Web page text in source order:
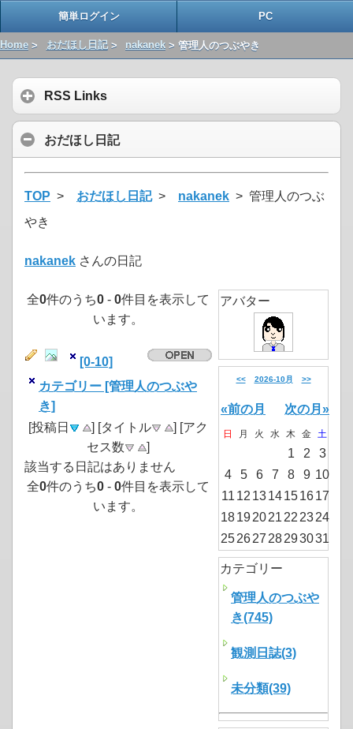
簡単ログイン PC
Home > おだほし日記> nakanek > 管理人のつぶやき
RSS Links
おだほし日記
TOP > おだほし日記> nakanek > 管理人のつぶ
やき
nakanek さんの日記
全0件のうち0 - 0件目を表示して
います。
[0-10]
カテゴリー [管理人のつぶや
き]
[投稿日
] [タイトル
] [アク
セス数
]
該当する日記はありません
全0件のうち0 - 0件目を表示して
います。
アバター
<< 2026-10月 >>
«前の月 次の月»
日 月 火 水 木 金 土
1 2
3
4
5 6 7 8 9 10
11 12 1314151617
18192021 22 2324
252627 28293031
カテゴリー
管理人のつぶや
き(745)
観測日誌(3)
未分類(39)